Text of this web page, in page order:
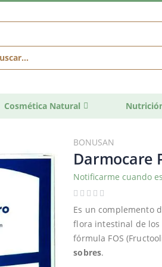
Cosmética Natural
BONUSAN
Darmocare
Notificarme cuando
Es un complemento
flora intestinal de los
fórmula FOS
sobres.